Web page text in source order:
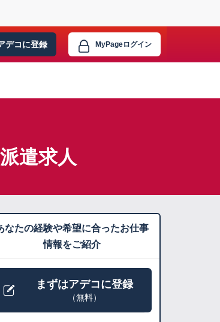
デコに登録 MyPageログイン
遣求人
なたの経験や希望に合ったお仕事
情報をご紹介
まずはアデコに登録
（無料）